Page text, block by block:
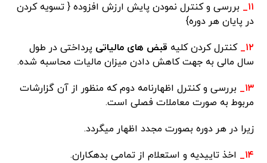
۱۱_
بررسی و کنترل نمودن پایش ارزش افزوده { تسویه کردن
در پایان هر دوره}
۱۲_
کنترل کردن کلیه قبض های مالیاتی پرداختی در طول
سال مالی به جهت کاهش دادن میزان مالیات محاسبه شده.
۱۳_
بررسی و کنترل اظهارنامه دوم که منظور از آن گزارشات
مربوط به صورت معاملات فصلی است.
زیرا در هر دوره بصورت مجدد اظهار میگردد.
۱۴_
اخذ تاییدیه و استعلام از تمامی بدهکاران.